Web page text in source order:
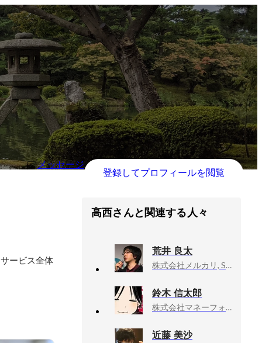
メッセージ
登録してプロフィールを閲覧
ービス全体
高西さんと関連する人々
荒井 良太
株式会社メルカリ, Software Engineer
鈴木 信太郎
株式会社マネーフォワード, エンジニア
近藤 美沙